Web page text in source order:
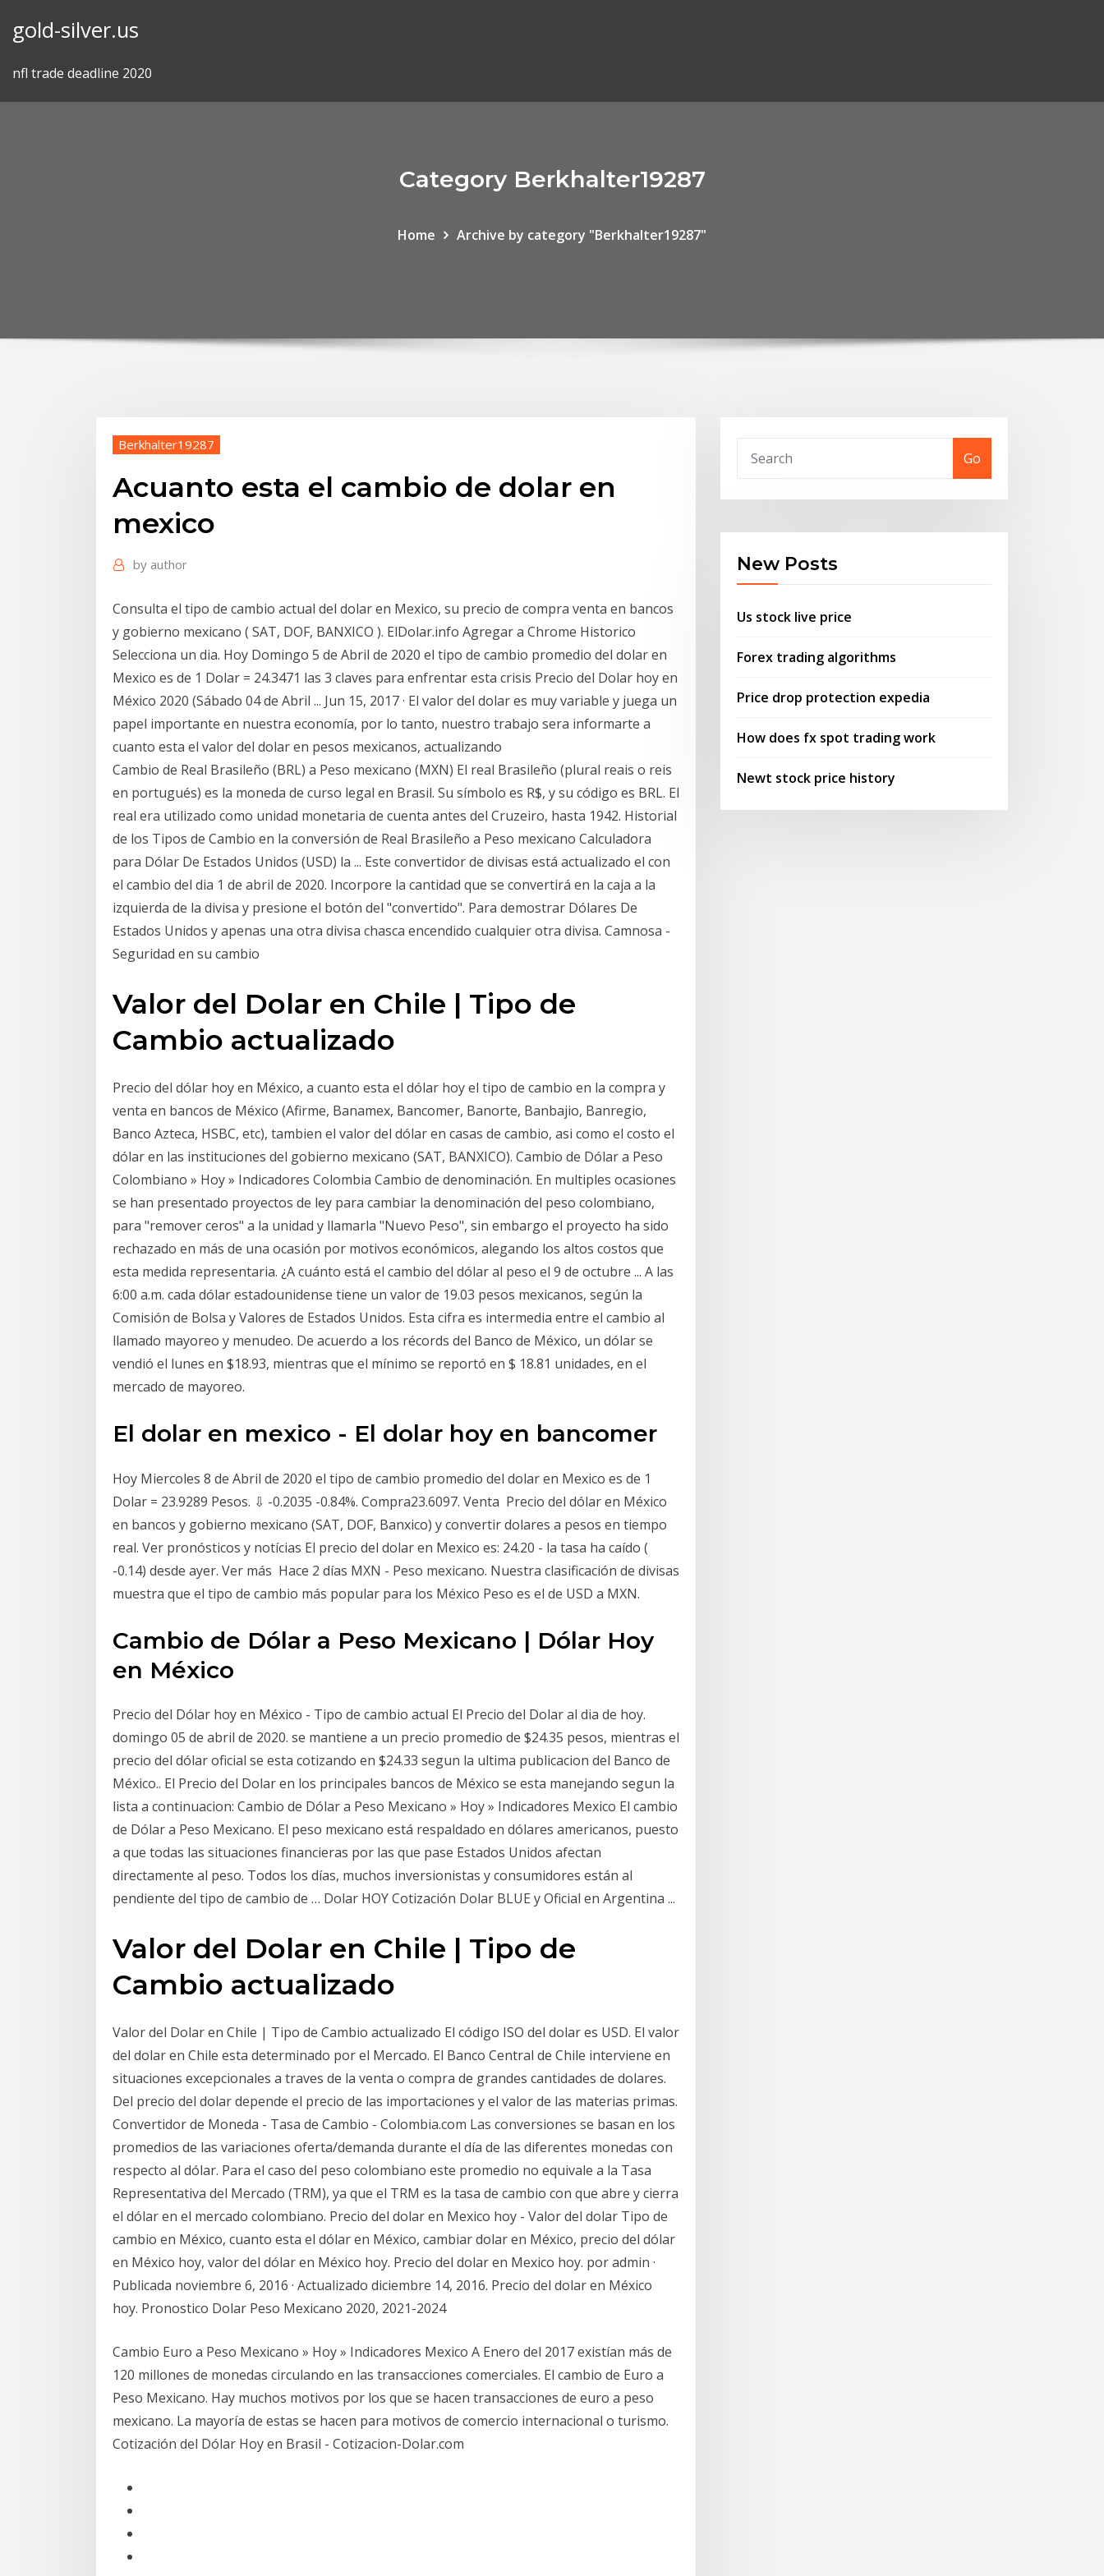
gold-silver.us
nfl trade deadline 2020
Category Berkhalter19287
Home Archive by category "Berkhalter19287"
Berkhalter19287
Acuanto esta el cambio de dolar en
mexico
by author
Consulta el tipo de cambio actual del dolar en Mexico, su precio de compra venta en bancos
y gobierno mexicano ( SAT, DOF, BANXICO ). ElDolar.info Agregar a Chrome Historico
Selecciona un dia. Hoy Domingo 5 de Abril de 2020 el tipo de cambio promedio del dolar en
Mexico es de 1 Dolar = 24.3471 las 3 claves para enfrentar esta crisis Precio del Dolar hoy en
México 2020 (Sábado 04 de Abril ... Jun 15, 2017 · El valor del dolar es muy variable y juega un
papel importante en nuestra economía, por lo tanto, nuestro trabajo sera informarte a
cuanto esta el valor del dolar en pesos mexicanos, actualizando
Cambio de Real Brasileño (BRL) a Peso mexicano (MXN) El real Brasileño (plural reais o reis
en portugués) es la moneda de curso legal en Brasil. Su símbolo es R$, y su código es BRL. El
real era utilizado como unidad monetaria de cuenta antes del Cruzeiro, hasta 1942. Historial
de los Tipos de Cambio en la conversión de Real Brasileño a Peso mexicano Calculadora
para Dólar De Estados Unidos (USD) la ... Este convertidor de divisas está actualizado el con
el cambio del dia 1 de abril de 2020. Incorpore la cantidad que se convertirá en la caja a la
izquierda de la divisa y presione el botón del "convertido". Para demostrar Dólares De
Estados Unidos y apenas una otra divisa chasca encendido cualquier otra divisa. Camnosa -
Seguridad en su cambio
Valor del Dolar en Chile | Tipo de
Cambio actualizado
Precio del dólar hoy en México, a cuanto esta el dólar hoy el tipo de cambio en la compra y
venta en bancos de México (Afirme, Banamex, Bancomer, Banorte, Banbajio, Banregio,
Banco Azteca, HSBC, etc), tambien el valor del dólar en casas de cambio, asi como el costo el
dólar en las instituciones del gobierno mexicano (SAT, BANXICO). Cambio de Dólar a Peso
Colombiano » Hoy » Indicadores Colombia Cambio de denominación. En multiples ocasiones
se han presentado proyectos de ley para cambiar la denominación del peso colombiano,
para "remover ceros" a la unidad y llamarla "Nuevo Peso", sin embargo el proyecto ha sido
rechazado en más de una ocasión por motivos económicos, alegando los altos costos que
esta medida representaria. ¿A cuánto está el cambio del dólar al peso el 9 de octubre ... A las
6:00 a.m. cada dólar estadounidense tiene un valor de 19.03 pesos mexicanos, según la
Comisión de Bolsa y Valores de Estados Unidos. Esta cifra es intermedia entre el cambio al
llamado mayoreo y menudeo. De acuerdo a los récords del Banco de México, un dólar se
vendió el lunes en $18.93, mientras que el mínimo se reportó en $ 18.81 unidades, en el
mercado de mayoreo.
El dolar en mexico - El dolar hoy en bancomer
Hoy Miercoles 8 de Abril de 2020 el tipo de cambio promedio del dolar en Mexico es de 1
Dolar = 23.9289 Pesos. ⇩ -0.2035 -0.84%. Compra23.6097. Venta Precio del dólar en México
en bancos y gobierno mexicano (SAT, DOF, Banxico) y convertir dolares a pesos en tiempo
real. Ver pronósticos y notícias El precio del dolar en Mexico es: 24.20 - la tasa ha caído (
-0.14) desde ayer. Ver más Hace 2 días MXN - Peso mexicano. Nuestra clasificación de divisas
muestra que el tipo de cambio más popular para los México Peso es el de USD a MXN.
Cambio de Dólar a Peso Mexicano | Dólar Hoy
en México
Precio del Dólar hoy en México - Tipo de cambio actual El Precio del Dolar al dia de hoy.
domingo 05 de abril de 2020. se mantiene a un precio promedio de $24.35 pesos, mientras el
precio del dólar oficial se esta cotizando en $24.33 segun la ultima publicacion del Banco de
México.. El Precio del Dolar en los principales bancos de México se esta manejando segun la
lista a continuacion: Cambio de Dólar a Peso Mexicano » Hoy » Indicadores Mexico El cambio
de Dólar a Peso Mexicano. El peso mexicano está respaldado en dólares americanos, puesto
a que todas las situaciones financieras por las que pase Estados Unidos afectan
directamente al peso. Todos los días, muchos inversionistas y consumidores están al
pendiente del tipo de cambio de … Dolar HOY Cotización Dolar BLUE y Oficial en Argentina ...
Valor del Dolar en Chile | Tipo de
Cambio actualizado
Valor del Dolar en Chile | Tipo de Cambio actualizado El código ISO del dolar es USD. El valor
del dolar en Chile esta determinado por el Mercado. El Banco Central de Chile interviene en
situaciones excepcionales a traves de la venta o compra de grandes cantidades de dolares.
Del precio del dolar depende el precio de las importaciones y el valor de las materias primas.
Convertidor de Moneda - Tasa de Cambio - Colombia.com Las conversiones se basan en los
promedios de las variaciones oferta/demanda durante el día de las diferentes monedas con
respecto al dólar. Para el caso del peso colombiano este promedio no equivale a la Tasa
Representativa del Mercado (TRM), ya que el TRM es la tasa de cambio con que abre y cierra
el dólar en el mercado colombiano. Precio del dolar en Mexico hoy - Valor del dolar Tipo de
cambio en México, cuanto esta el dólar en México, cambiar dolar en México, precio del dólar
en México hoy, valor del dólar en México hoy. Precio del dolar en Mexico hoy. por admin ·
Publicada noviembre 6, 2016 · Actualizado diciembre 14, 2016. Precio del dolar en México
hoy. Pronostico Dolar Peso Mexicano 2020, 2021-2024
Cambio Euro a Peso Mexicano » Hoy » Indicadores Mexico A Enero del 2017 existían más de
120 millones de monedas circulando en las transacciones comerciales. El cambio de Euro a
Peso Mexicano. Hay muchos motivos por los que se hacen transacciones de euro a peso
mexicano. La mayoría de estas se hacen para motivos de comercio internacional o turismo.
Cotización del Dólar Hoy en Brasil - Cotizacion-Dolar.com
Go
New Posts
Us stock live price
Forex trading algorithms
Price drop protection expedia
How does fx spot trading work
Newt stock price history